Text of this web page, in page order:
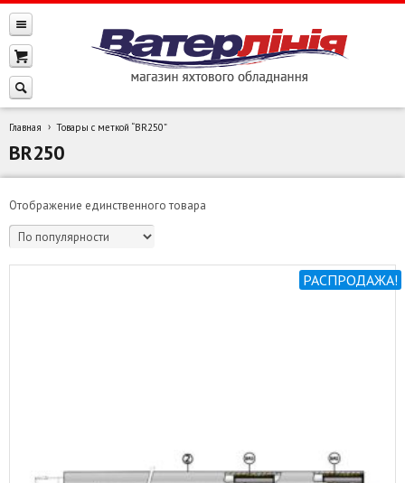
Главная Товары с меткой “BR250”
BR250
Отображение единственного товара
РАСПРОДАЖА!